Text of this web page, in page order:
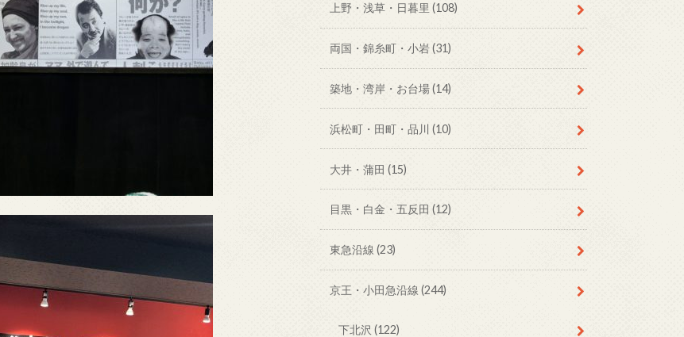
上野・浅草・日暮里 (108)
両国・錦糸町・小岩(31)
築地・湾岸・お台場(14)
浜松町・田町・品川 (10)
大井・蒲田 (15)
目黒・白金・五反田 (12)
東急沿線 (23)
京王・小田急沿線 (244)
下北沢(122)